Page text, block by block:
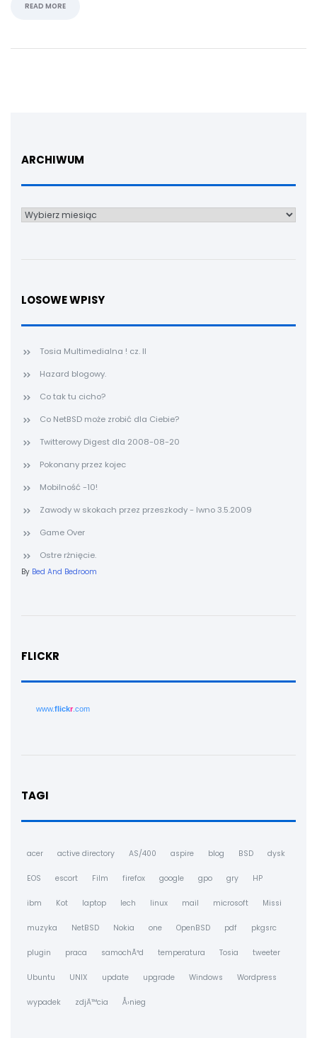
READ MORE
ARCHIWUM
Archiwum
LOSOWE WPISY
Tosia Multimedialna ! cz. II
Hazard blogowy.
Co tak tu cicho?
Co NetBSD może zrobić dla Ciebie?
Twitterowy Digest dla 2008-08-20
Pokonany przez kojec
Mobilność -10!
Zawody w skokach przez przeszkody - Iwno 3.5.2009
Game Over
Ostre rżnięcie.
By Bed And Bedroom
FLICKR
www.flickr.com
TAGI
acer active directory AS/400 aspire blog BSD dysk
EOS escort Film firefox google gpo gry HP
ibm Kot laptop lech linux mail microsoft Missi
muzyka NetBSD Nokia one OpenBSD pdf pkgsrc
plugin praca samochÃ³d temperatura Tosia tweeter
Ubuntu UNIX update upgrade Windows Wordpress
wypadek zdjÄ™cia Å›nieg